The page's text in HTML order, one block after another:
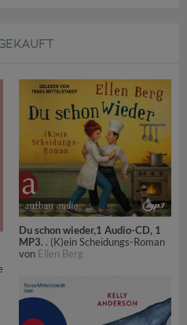
Du schon wieder,1 Audio-CD, 1
MP3. . (K)ein Scheidungs-Roman
von Ellen Berg